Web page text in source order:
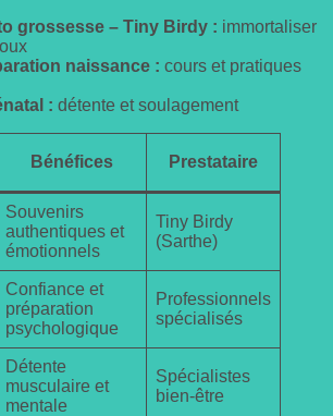
grossesse – Tiny Birdy : immortaliser
naissance : cours et pratiques
: détente et soulagement
Bénéfices Prestataire
Souvenirs
authentiques et
émotionnels
Tiny Birdy
(Sarthe)
Confiance et
préparation
psychologique
Professionnels
spécialisés
Détente
musculaire et
mentale
Spécialistes
bien-être